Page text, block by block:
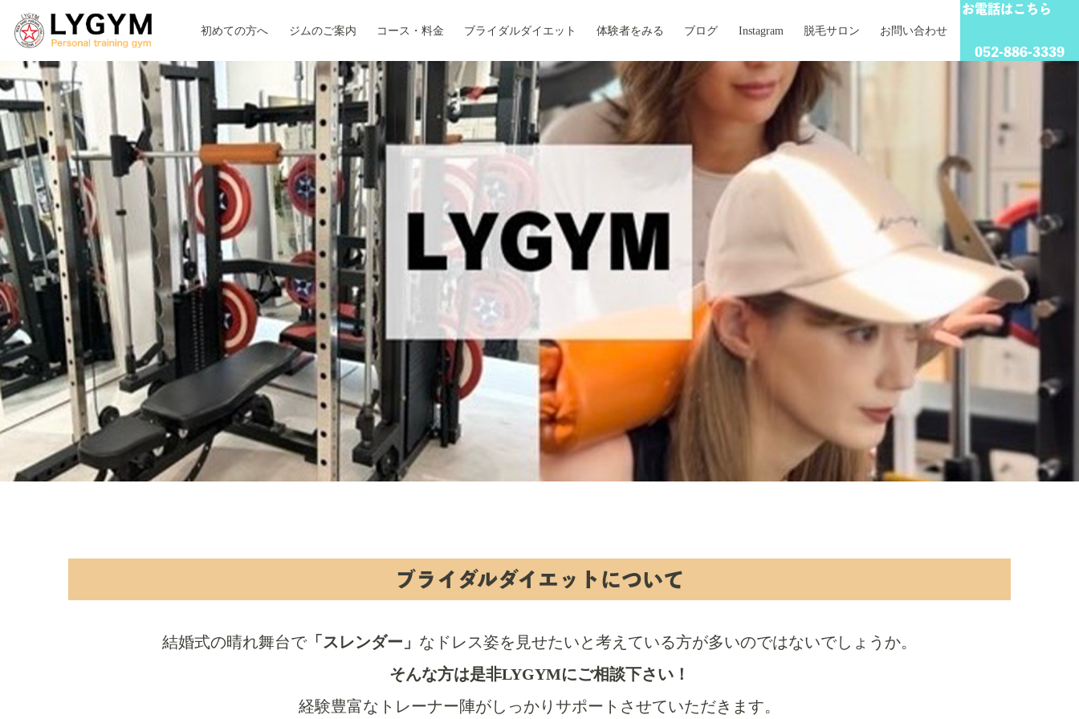
初めての方へ ジムのご案内 コース・料金 ブライダルダイエット 体験者をみる ブログ Instagram 脱毛サロン お問い合わせ
お電話はこちら
052-886-3339
ブライダルダイエットについて
結婚式の晴れ舞台で「スレンダー」 なドレス姿を見せたいと考えている方が多いのではないでしょうか。
そんな方は是非LYGYMにご相談下さい！
経験豊富なトレーナー陣がしっかりサポートさせていただきます。